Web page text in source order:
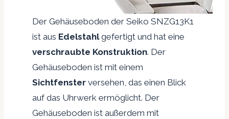
Der Gehäuseboden der Seiko SNZG13K1
ist aus Edelstahlgefertigt und hat eine
verschraubte Konstruktion. Der
Gehäuseboden ist mit einem
Sichtfensterversehen, das einen Blick
auf das Uhrwerk ermöglicht. Der
Gehäuseboden ist außerdem mit